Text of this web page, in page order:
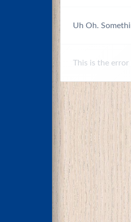
Uh Oh.
This is the error